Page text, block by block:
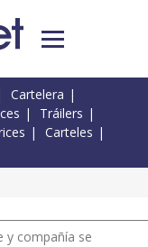
Cartelera
Tráilers
Carteles
y compañía se